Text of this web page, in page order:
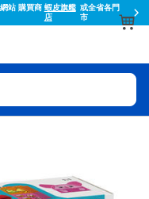
站 購買商 蝦皮旗艦
店
或全省各門
市